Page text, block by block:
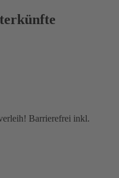
Barrierefrei inkl.